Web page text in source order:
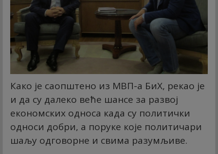
Како је саопштено из МВП-а БиХ, рекао је
и да су далеко веће шансе за развој
економских односа када су политички
односи добри, а поруке које политичари
шаљу одговорне и свима разумљиве.